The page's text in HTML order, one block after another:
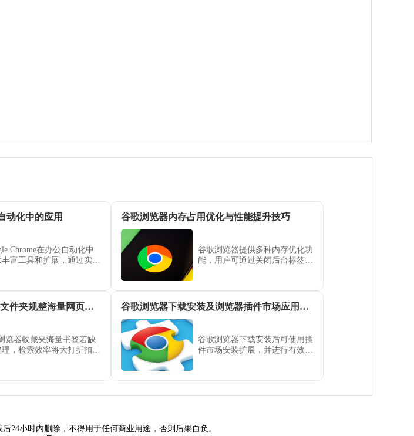
动化中的应用
Chrome在办公自动化中
丰富工具和扩展，通过实际
谷歌浏览器内存占用优化与性能提升技巧
谷歌浏览器提供多种内存优化功
能，用户可通过关闭后台标签、
QQ 浏览器收藏夹分类文件夹规整海量网页书签教程
览器收藏夹海量书签若缺
理，检索效率将大打折扣。
谷歌浏览器下载安装及浏览器插件市场应用与管理教程
谷歌浏览器下载安装后可使用插
件市场安装扩展，并进行有效管
24小时内删除，不得用于任何商业用途，否则后果自负。